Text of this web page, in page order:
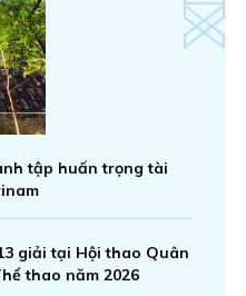
tập huấn trọng tài
giải tại Hội thao Quân
thao năm 2026